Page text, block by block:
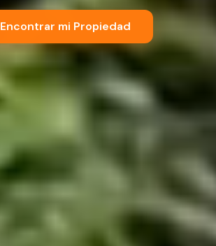
Encontrar mi Propiedad